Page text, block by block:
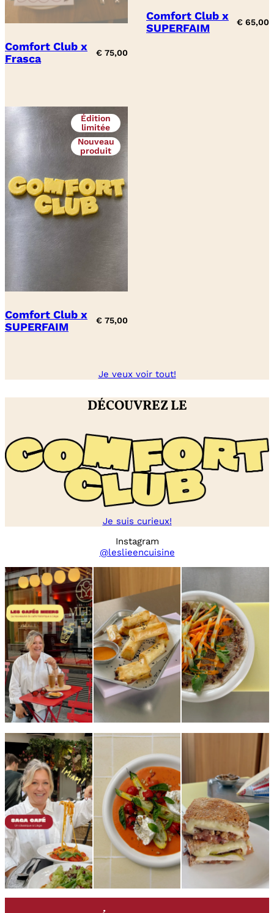
Comfort Club x
Frasca
€ 75,00
Comfort Club x
SUPERFAIM
€ 65,00
Édition
limitée
Nouveau
produit
Comfort Club x
SUPERFAIM
€ 75,00
Je veux voir tout!
DÉCOUVREZ LE
Je suis curieux!
Instagram
@leslieencuisine